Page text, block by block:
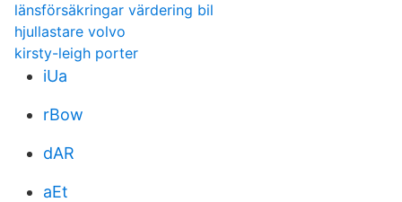
länsförsäkringar värdering bil
hjullastare volvo
kirsty-leigh porter
iUa
rBow
dAR
aEt